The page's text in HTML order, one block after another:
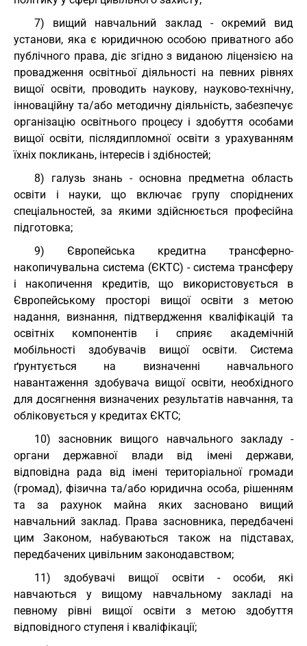
7) вищий навчальний заклад - окремий вид
установи, яка є юридичною особою приватного або
публічного права, діє згідно з виданою ліцензією на
провадження освітньої діяльності на певних рівнях
вищої освіти, проводить наукову, науково-технічну,
інноваційну та/або методичну діяльність, забезпечує
організацію освітнього процесу і здобуття особами
вищої освіти, післядипломної освіти з урахуванням
їхніх покликань, інтересів і здібностей;
8) галузь знань - основна предметна область
освіти і науки, що включає групу споріднених
спеціальностей, за якими здійснюється професійна
підготовка;
9) Європейська кредитна трансферно-
накопичувальна система (ЄКТС) - система трансферу
і накопичення кредитів, що використовується в
Європейському просторі вищої освіти з метою
надання, визнання, підтвердження кваліфікацій та
освітніх компонентів і сприяє академічній
мобільності здобувачів вищої освіти. Система
ґрунтується на визначенні навчального
навантаження здобувача вищої освіти, необхідного
для досягнення визначених результатів навчання, та
обліковується у кредитах ЄКТС;
10) засновник вищого навчального закладу -
органи державної влади від імені держави,
відповідна рада від імені територіальної громади
(громад), фізична та/або юридична особа, рішенням
та за рахунок майна яких засновано вищий
навчальний заклад. Права засновника, передбачені
цим Законом, набуваються також на підставах,
передбачених цивільним законодавством;
11) здобувачі вищої освіти - особи, які
навчаються у вищому навчальному закладі на
певному рівні вищої освіти з метою здобуття
відповідного ступеня і кваліфікації;